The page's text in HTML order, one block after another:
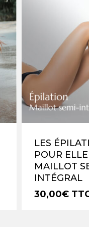
LES
POUR
MAILLOT
INTÉGRAL
30,00€